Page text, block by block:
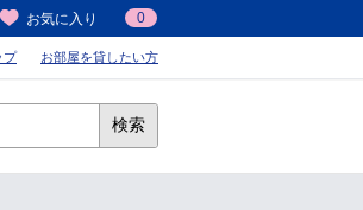
お気に入り 0
プ お部屋を貸したい方
検索